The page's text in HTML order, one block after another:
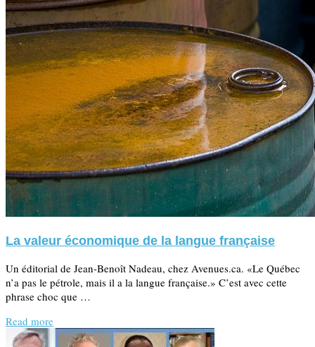
La valeur économique de la langue française
Un éditorial de Jean-Benoît Nadeau, chez Avenues.ca. «Le Québec
n’a pas le pétrole, mais il a la langue française.» C’est avec cette
phrase choc que …
Read more